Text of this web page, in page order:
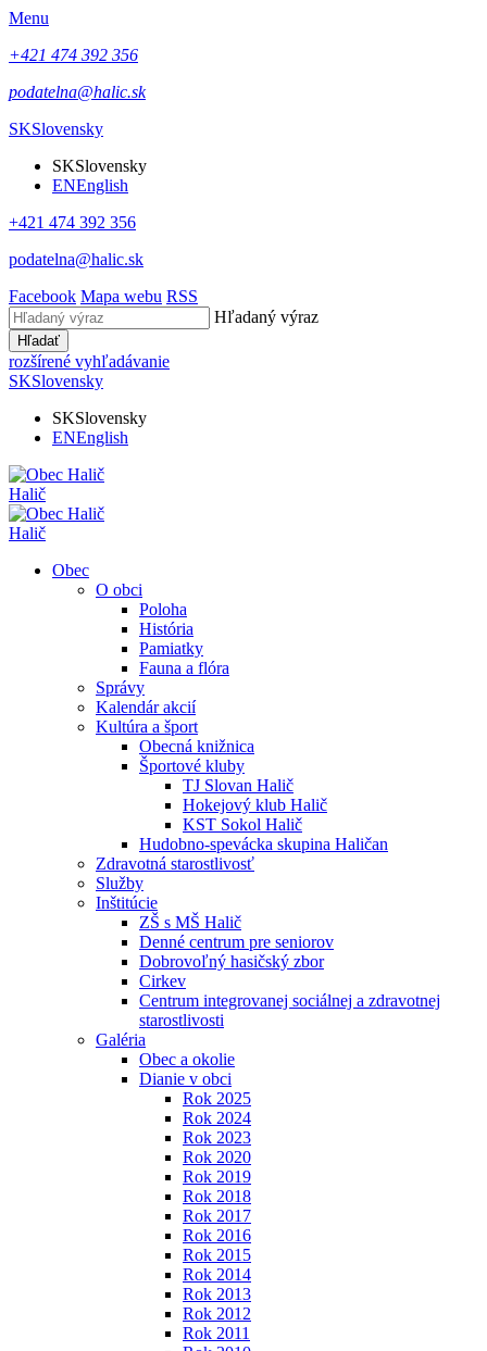
Menu
+421 474 392 356
podatelna@halic.sk
SKSlovensky
SKSlovensky
ENEnglish
+421 474 392 356
podatelna@halic.sk
Facebook Mapa webu RSS
Hľadaný výraz
Hľadať
rozšírené vyhľadávanie
SKSlovensky
SKSlovensky
ENEnglish
Halič
Halič
Obec
O obci
Poloha
História
Pamiatky
Fauna a flóra
Správy
Kalendár akcií
Kultúra a šport
Obecná knižnica
Športové kluby
TJ Slovan Halič
Hokejový klub Halič
KST Sokol Halič
Hudobno-spevácka skupina Haličan
Zdravotná starostlivosť
Služby
Inštitúcie
ZŠ s MŠ Halič
Denné centrum pre seniorov
Dobrovoľný hasičský zbor
Cirkev
Centrum integrovanej sociálnej a zdravotnej
starostlivosti
Galéria
Obec a okolie
Dianie v obci
Rok 2025
Rok 2024
Rok 2023
Rok 2020
Rok 2019
Rok 2018
Rok 2017
Rok 2016
Rok 2015
Rok 2014
Rok 2013
Rok 2012
Rok 2011